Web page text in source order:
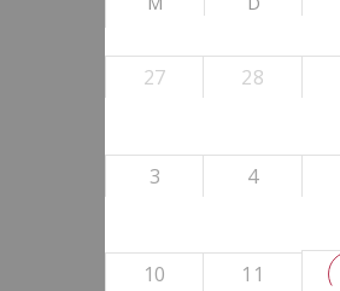
27 28
3 4
10 11